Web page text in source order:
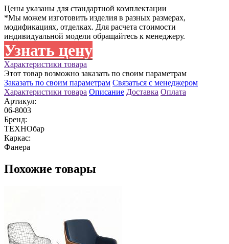
Цены указаны для стандартной комплектации
*Мы можем изготовить изделия в разных размерах,
модификациях, отделках. Для расчета стоимости
индивидуальной модели обращайтесь к менеджеру.
Узнать цену
Характеристики товара
Этот товар возможно заказать по своим параметрам
Заказать по своим параметрам Связаться с менеджером
Характеристики товара Описание Доставка Оплата
Артикул:
06-8003
Бренд:
ТЕХНОбар
Каркас:
Фанера
Похожие товары